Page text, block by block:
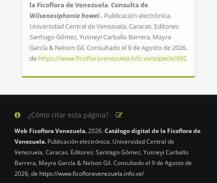
la Ficoflora de Venezuela.Consulta de
Wilsonosiphonia howei . Publicación electrónica.
Universidad Central de Venezuela, Caracas. Editores:
Santiago Gómez, Yusneyi Carballo Barrera, Mayra
García & Nelson Gil. Consultado el 9 de Agosto de 2026,
de https://www.ficofloravenezuela.info.ve/especie/692
¿Cómo citar esta página?
Web Ficoflora Venezuela.2026.Catálogo digital de la Ficoflora de
Venezuela. Publicación electrónica. Universidad Central de
Venezuela, Caracas. Editores: Santiago Gómez, Yusneyi Carballo
Barrera, Mayra García & Nelson Gil. Consultado el 9 de Agosto de
2026, de https://www.ficofloravenezuela.info.ve/